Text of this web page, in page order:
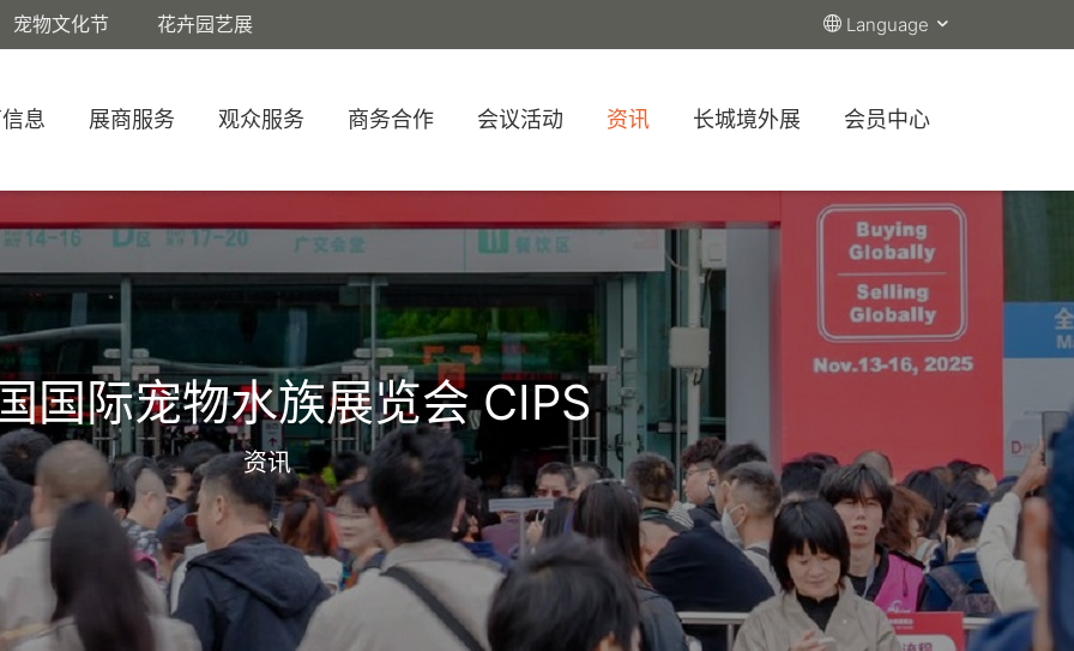
Language
宠物文化节 花卉园艺展
息 展商服务 观众服务 商务合作 会议活动 资讯 长城境外展 会员中心
国际宠物水族展览会 CIPS
资讯